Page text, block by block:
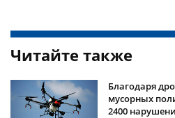
Читайте также
Благодаря
мусорных
2400